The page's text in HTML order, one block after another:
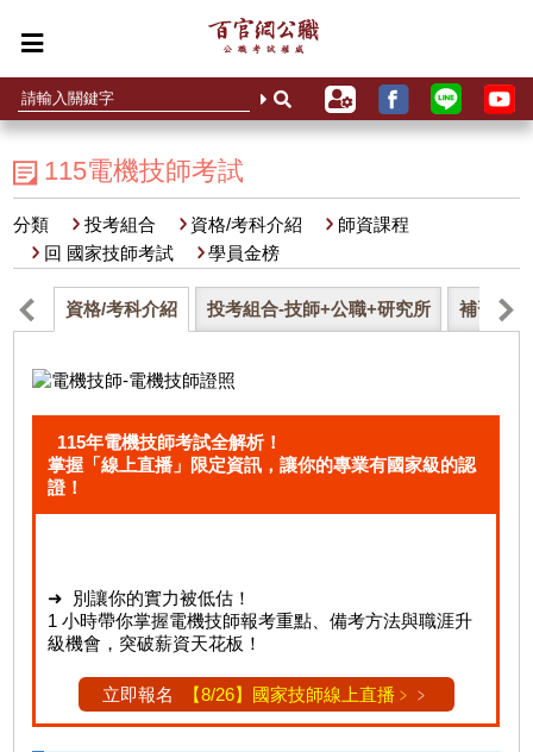
115電機技師考試
分類 投考組合 資格/考科介紹
師資課程
回 國家技師考試
學員金榜
資格/考科介紹 投考組合-技師+公職+研究所 補習課
115年電機技師考試全解析！
掌握「線上直播」限定資訊，讓你的專業有國家級的認
證！
➜ 別讓你的實力被低估！
1 小時帶你掌握電機技師報考重點、備考方法與職涯升
級機會，突破薪資天花板！
立即報名 【8/26】國家技師線上直播﹥ ﹥